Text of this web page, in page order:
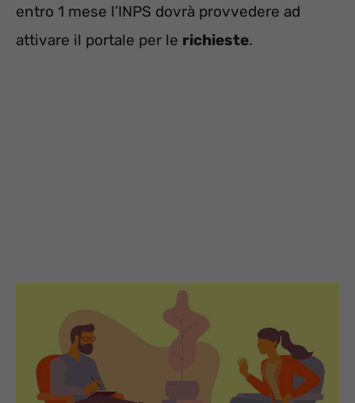
entro 1 mese l’INPS dovrà provvedere ad
attivare il portale per le richieste.